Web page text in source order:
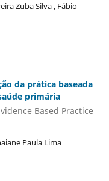
Zuba Silva , Fábio
da prática baseada
primária
Based Practice
Paula Lima